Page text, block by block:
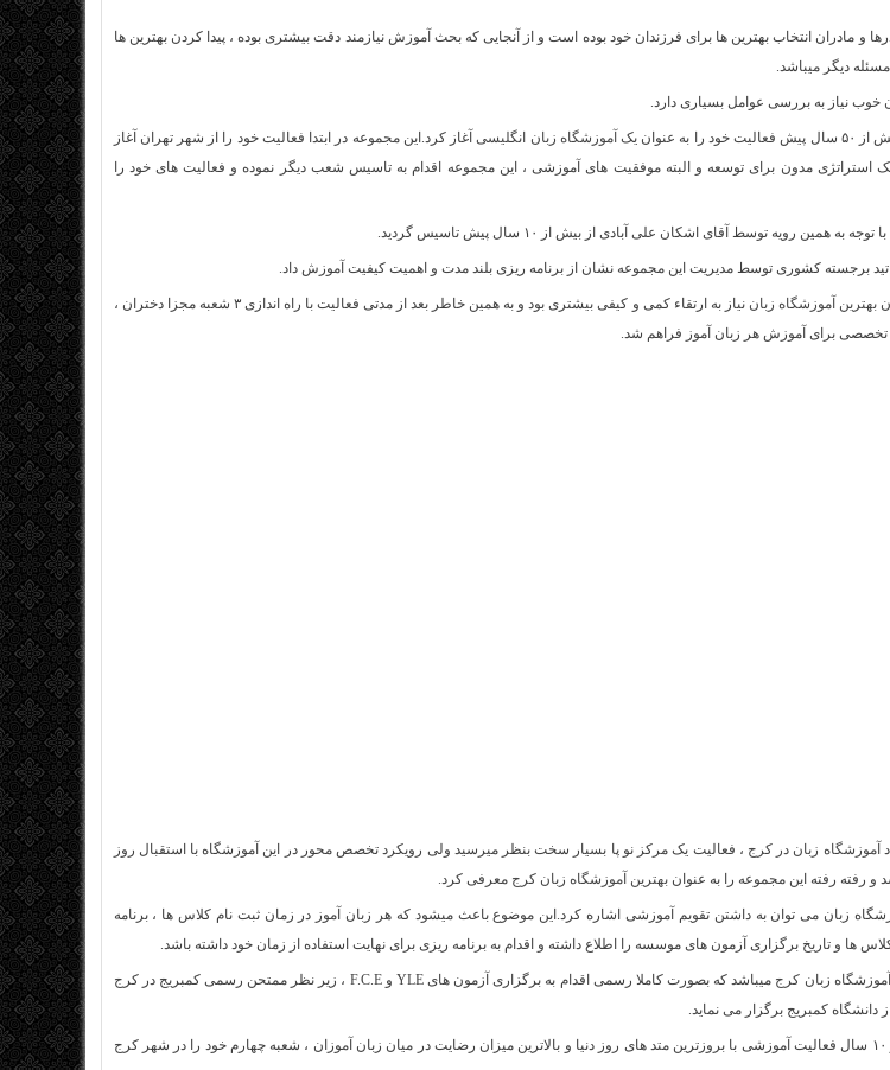
و مادران انتخاب بهترین ها برای فرزندان خود بوده است و از آنجایی که بحث آموزش نیازمند دقت بیشتری بوده ، پیدا کردن بهترین ها
دیگر میباشد.
خوب نیاز به بررسی عوامل بسیاری دارد.
خود را به عنوان یک آموزشگاه زبان انگلیسیآغاز کرد.این مجموعه در ابتدا فعالیت خود را از شهر تهران آغاز
یک استراتژی مدون برای توسعه و البته موفقیت های آموزشی ، این مجموعه اقدام به تاسیس شعب دیگر نموده و فعالیت های خود را
با توجه به همین رویه توسط آقای اشکان علی آبادی از بیش از ۱۰ سال پیش تاسیس گردید.
برجسته کشوری توسط مدیریت این مجموعه نشان از برنامه ریزی بلند مدت و اهمیت کیفیت آموزش داد.
بهترین آموزشگاه زبان
نیاز به ارتقاء کمی و کیفی بیشتری بود و به همین خاطر بعد از مدتی فعالیت با راه اندازی ۳ شعبه مجزا دختران ،
برای آموزش هر زبان آموز فراهم شد.
آموزشگاه زبان در کرج ، فعالیت یک مرکز نو پا بسیار سخت بنظر میرسید ولی رویکرد تخصص محور در این آموزشگاه با استقبال روز
و رفته رفته این مجموعه را به عنوان بهترین آموزشگاه زبان کرج معرفی کرد.
زبان می توان به داشتن تقویم آموزشی اشاره کرد.این موضوع باعث میشود که هر زبان آموز در زمان ثبت نام کلاس ها ، برنامه
ها و تاریخ برگزاری آزمون های موسسه را اطلاع داشته و اقدام به برنامه ریزی برای نهایت استفاده از زمان خود داشته باشد.
آموزشگاه زبان کرج
میباشد که بصورت کاملا رسمی اقدام به برگزاری آزمون های YLE و F.C.E ، زیر نظر ممتحن رسمی کمبریج در کرج
دانشگاه کمبریج برگزار می نماید.
خوشحالیم که بعد از بیش از ۱۰ سال فعالیت آموزشی با بروزترین متد های روز دنیا و بالاترین میزان رضایت در میان زبان آموزان ، شعبه چهارم خود را در شهر کرج